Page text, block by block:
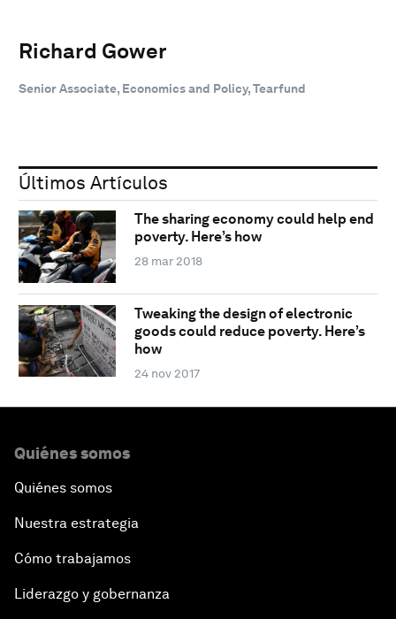
Richard Gower
Senior Associate, Economics and Policy, Tearfund
Últimos Artículos
The sharing economy could help end
poverty. Here’s how
28 mar 2018
Tweaking the design of electronic
goods could reduce poverty. Here’s
how
24 nov 2017
Quiénes somos
Quiénes somos
Nuestra estrategia
Cómo trabajamos
Liderazgo y gobernanza